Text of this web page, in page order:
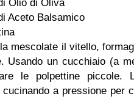
Olio di Oliva
Aceto Balsamico
mescolate il vitello,
Usando un cucchiaio (a
le polpettine piccole.
cucinando a pressione per